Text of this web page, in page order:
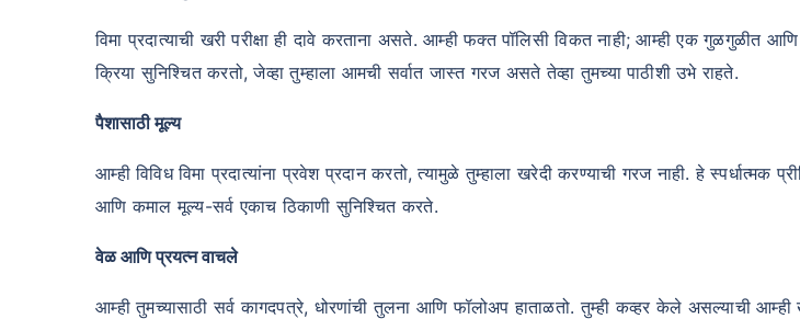
विमा प्रदात्याची खरी परीक्षा ही दावे करताना असते. आम्ही फक्त पॉलिसी विकत नाही; आम्ही एक गुळगुळीत
क्रिया सुनिश्चित करतो, जेव्हा तुम्हाला आमची सर्वात जास्त गरज असते तेव्हा तुमच्या पाठीशी उभे राहते.
पैशासाठी मूल्य
आम्ही विविध विमा प्रदात्यांना प्रवेश प्रदान करतो, त्यामुळे तुम्हाला खरेदी करण्याची गरज नाही. हे स्पर्धात्मक
आणि कमाल मूल्य-सर्व एकाच ठिकाणी सुनिश्चित करते.
वेळ आणि प्रयत्न वाचले
आम्ही तुमच्यासाठी सर्व कागदपत्रे, धोरणांची तुलना आणि फॉलोअप हाताळतो. तुम्ही कव्हर केले असल्याची